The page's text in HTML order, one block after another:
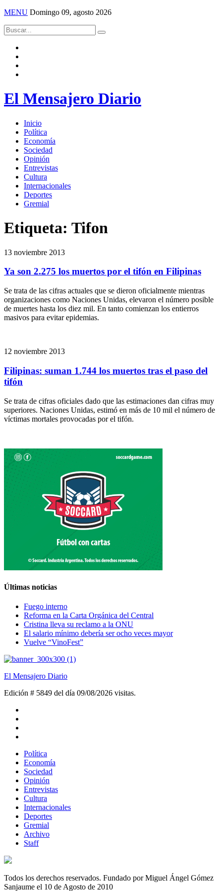
MENU Domingo 09, agosto 2026
El Mensajero Diario
Inicio
Política
Economía
Sociedad
Opinión
Entrevistas
Cultura
Internacionales
Deportes
Gremial
Etiqueta: Tifon
13 noviembre 2013
Ya son 2.275 los muertos por el tifón en Filipinas
Se trata de las cifras actuales que se dieron oficialmente mientras
organizaciones como Naciones Unidas, elevaron el número posible
de muertes hasta los diez mil. En tanto comienzan los entierros
masivos para evitar epidemias.
12 noviembre 2013
Filipinas: suman 1.744 los muertos tras el paso del
tifón
Se trata de cifras oficiales dado que las estimaciones dan cifras muy
superiores. Naciones Unidas, estimó en más de 10 mil el número de
víctimas mortales provocadas por el tifón.
Últimas noticias
Fuego interno
Reforma en la Carta Orgánica del Central
Cristina lleva su reclamo a la ONU
El salario mínimo debería ser ocho veces mayor
Vuelve “VinoFest”
El Mensajero Diario
Edición # 5849 del día 09/08/2026 visitas.
Política
Economía
Sociedad
Opinión
Entrevistas
Cultura
Internacionales
Deportes
Gremial
Archivo
Staff
Todos los derechos reservados. Fundado por Miguel Ángel Gómez
Sanjaume el 10 de Agosto de 2010